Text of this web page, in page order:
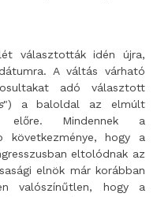
választották idén újra,
A váltás várható
adó választott
") a baloldal az elmúlt
előre. Mindennek a
következménye, hogy a
eltolódnak az
elnök már korábban
valószínűtlen, hogy a